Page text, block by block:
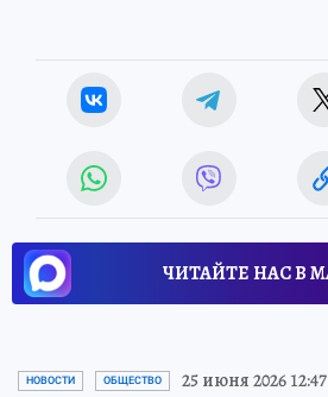
ЧИТАЙТЕ НАС В
НОВОСТИ ОБЩЕСТВО 25 июня 2026 12:47